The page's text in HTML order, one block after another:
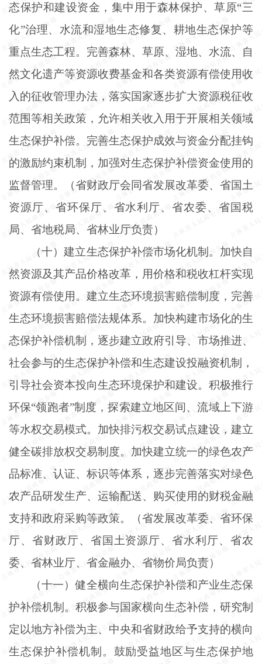
态保护和建设资金，集中用于森林保护、草原“三
化”治理、水流和湿地生态修复、耕地生态保护等
重点生态工程。完善森林、草原、湿地、水流、自
然文化遗产等资源收费基金和各类资源有偿使用收
入的征收管理办法，落实国家逐步扩大资源税征收
范围等相关政策，允许相关收入用于开展相关领域
生态保护补偿。完善生态保护成效与资金分配挂钩
的激励约束机制，加强对生态保护补偿资金使用的
监督管理。（省财政厅会同省发展改革委、省国土
资源厅、省环保厅、省水利厅、省农委、省国税
局、省地税局、省林业厅负责）
（十）建立生态保护补偿市场化机制。加快自
然资源及其产品价格改革，用价格和税收杠杆实现
资源有偿使用。建立生态环境损害赔偿制度，完善
生态环境损害赔偿法规体系。加快构建市场化的生
态保护补偿机制，逐步建立政府引导、市场推进、
社会参与的生态保护补偿和生态建设投融资机制，
引导社会资本投向生态环境保护和建设。积极推行
环保“领跑者”制度，探索建立地区间、流域上下游
等水权交易模式。加快排污权交易试点建设，建立
健全碳排放权交易制度。加快建立统一的绿色农产
品标准、认证、标识等体系，逐步完善落实对绿色
农产品研发生产、运输配送、购买使用的财税金融
支持和政府采购等政策。（省发展改革委、省环保
厅、省财政厅、省国土资源厅、省水利厅、省农
委、省林业厅、省金融办、省物价局负责）
（十一）健全横向生态保护补偿和产业生态保
护补偿机制。积极参与国家横向生态补偿，研究制
定以地方补偿为主、中央和省财政给予支持的横向
生态保护补偿机制。鼓励受益地区与生态保护地